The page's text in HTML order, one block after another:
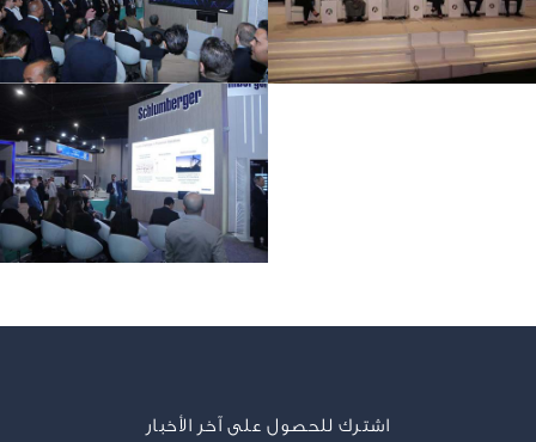
اشترك للحصول على آخر الأخبار